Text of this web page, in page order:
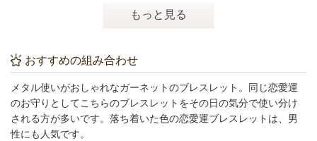
もっと見る
おすすめの組み合わせ
メタル使いがおしゃれなガーネットのブレスレット。同じ恋愛運
のお守りとしてこちらのブレスレットをその日の気分で使い分け
される方が多いです。落ち着いた色の恋愛運ブレスレットは、男
性にも人気です。